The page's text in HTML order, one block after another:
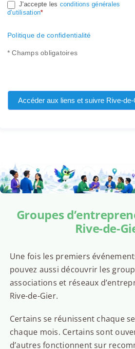
J'accepte les conditions générales
d’utilisation*
Politique de confidentialité
* Champs obligatoires
Accéder aux liens et suivre Rive-
Groupes
Rive-de-
Une fois les premiers
pouvez aussi découvrir les
associations et réseaux
Rive-de-Gier.
Certains se réunissent chaque
chaque mois. Certains sont
d’autres fonctionnent sur